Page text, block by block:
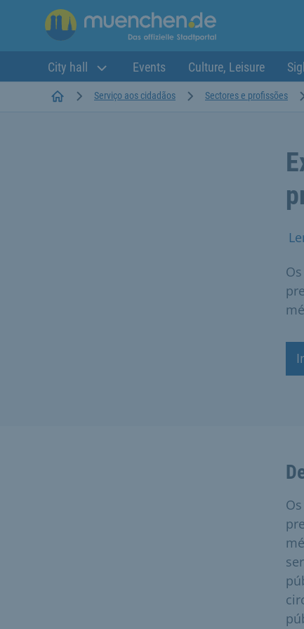
City hall Events Culture, Leisure
StartseiteServiço aos cidadãos Sectores e profissões